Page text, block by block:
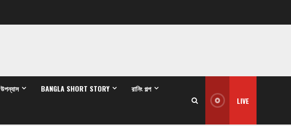
উপন্যাস BANGLA SHORT STORY রানিং গল্প
LIVE